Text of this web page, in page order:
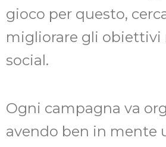
gioco per questo,
migliorare gli obiettivi
social.
Ogni campagna va
avendo ben in mente